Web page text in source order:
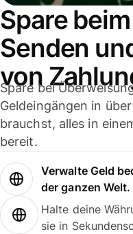
Spare
Senden
von
Spare bei
Geldeingängen in
brauchst, alles in
bereit.
Verwalte Geld
der ganzen Welt.
Halte deine
sie in